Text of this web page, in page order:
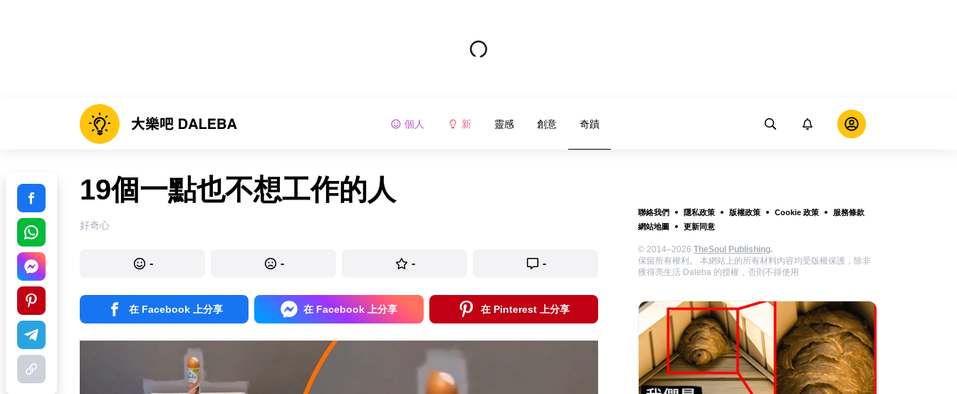
個人 新 靈感 創意 奇蹟
聯絡我們 隱私政策 版權政策 Cookie 政策
服務條款
網站地圖
更新同意
© 2014–2026 TheSoul Publishing.
保留所有權利。 本網站上的所有材料內容均受版權保護，除非
獲得亮生活 Daleba 的授權，否則不得使用
19個一點也不想工作的人
好奇心
- - - -
在 Facebook 上分享 在 Facebook 上分享 在 Pinterest 上分享